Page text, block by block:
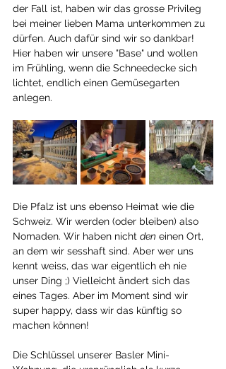
der Fall ist, haben wir das grosse Privileg
bei meiner lieben Mama unterkommen zu
dürfen. Auch dafür sind wir so dankbar!
Hier haben wir unsere "Base" und wollen
im Frühling, wenn die Schneedecke sich
lichtet, endlich einen Gemüsegarten
anlegen.
Die Pfalz ist uns ebenso Heimat wie die
Schweiz. Wir werden (oder bleiben) also
Nomaden. Wir haben nicht den einen Ort,
an dem wir sesshaft sind. Aber wer uns
kennt weiss, das war eigentlich eh nie
unser Ding ;) Vielleicht ändert sich das
eines Tages. Aber im Moment sind wir
super happy, dass wir das künftig so
machen können!
Die Schlüssel unserer Basler Mini-